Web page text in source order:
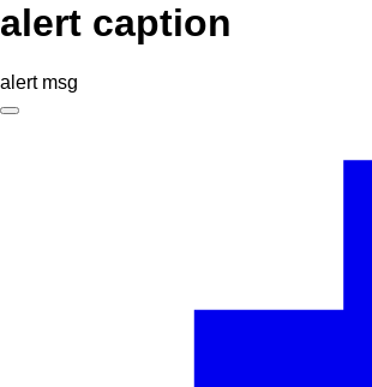
alert caption
alert msg